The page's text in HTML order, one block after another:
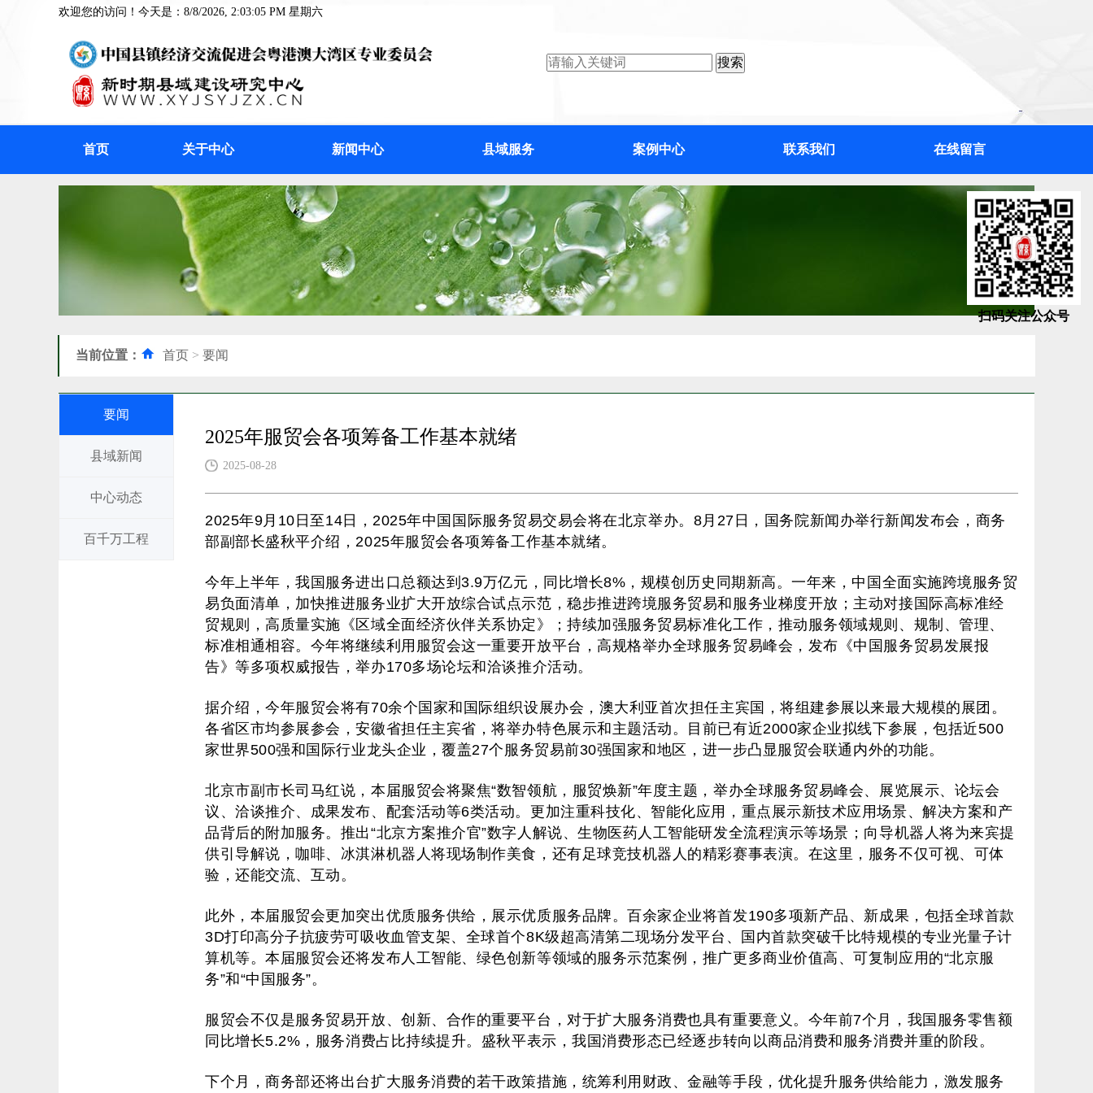
欢迎您的访问！今天是：8/8/2026, 2:03:05 PM 星期六
首页 关于中心 新闻中心 县域服务 案例中心 联系我们 在线留言
当前位置： 首页 > 要闻
要闻
县域新闻
中心动态
百千万工程
2025年服贸会各项筹备工作基本就绪
2025-08-28
2025年9月10日至14日，2025年中国国际服务贸易交易会将在北京举办。8月27日，国务院新闻办举行新闻发布会，商务
部副部长盛秋平介绍，2025年服贸会各项筹备工作基本就绪。
今年上半年，我国服务进出口总额达到3.9万亿元，同比增长8%，规模创历史同期新高。一年来，中国全面实施跨境服务贸
易负面清单，加快推进服务业扩大开放综合试点示范，稳步推进跨境服务贸易和服务业梯度开放；主动对接国际高标准经
贸规则，高质量实施《区域全面经济伙伴关系协定》；持续加强服务贸易标准化工作，推动服务领域规则、规制、管理、
标准相通相容。今年将继续利用服贸会这一重要开放平台，高规格举办全球服务贸易峰会，发布《中国服务贸易发展报
告》等多项权威报告，举办170多场论坛和洽谈推介活动。
据介绍，今年服贸会将有70余个国家和国际组织设展办会，澳大利亚首次担任主宾国，将组建参展以来最大规模的展团。
各省区市均参展参会，安徽省担任主宾省，将举办特色展示和主题活动。目前已有近2000家企业拟线下参展，包括近500
家世界500强和国际行业龙头企业，覆盖27个服务贸易前30强国家和地区，进一步凸显服贸会联通内外的功能。
北京市副市长司马红说，本届服贸会将聚焦“数智领航，服贸焕新”年度主题，举办全球服务贸易峰会、展览展示、论坛会
议、洽谈推介、成果发布、配套活动等6类活动。更加注重科技化、智能化应用，重点展示新技术应用场景、解决方案和产
品背后的附加服务。推出“北京方案推介官”数字人解说、生物医药人工智能研发全流程演示等场景；向导机器人将为来宾提
供引导解说，咖啡、冰淇淋机器人将现场制作美食，还有足球竞技机器人的精彩赛事表演。在这里，服务不仅可视、可体
验，还能交流、互动。
此外，本届服贸会更加突出优质服务供给，展示优质服务品牌。百余家企业将首发190多项新产品、新成果，包括全球首款
3D打印高分子抗疲劳可吸收血管支架、全球首个8K级超高清第二现场分发平台、国内首款突破千比特规模的专业光量子计
算机等。本届服贸会还将发布人工智能、绿色创新等领域的服务示范案例，推广更多商业价值高、可复制应用的“北京服
务”和“中国服务”。
服贸会不仅是服务贸易开放、创新、合作的重要平台，对于扩大服务消费也具有重要意义。今年前7个月，我国服务零售额
同比增长5.2%，服务消费占比持续提升。盛秋平表示，我国消费形态已经逐步转向以商品消费和服务消费并重的阶段。
下个月，商务部还将出台扩大服务消费的若干政策措施，统筹利用财政、金融等手段，优化提升服务供给能力，激发服务
扫码关注公众号